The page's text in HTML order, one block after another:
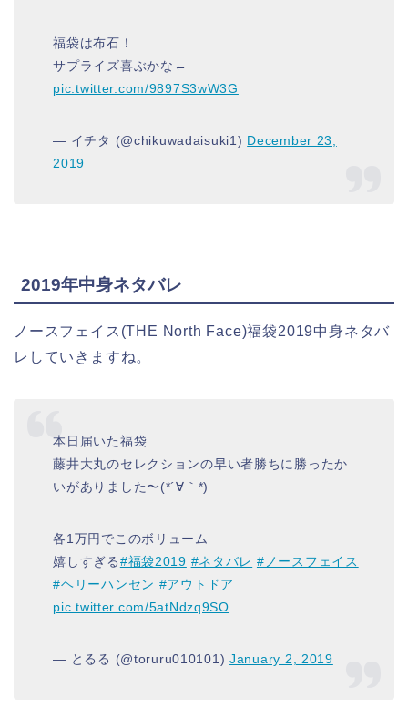
福袋は布石！
サプライズ喜ぶかな←
pic.twitter.com/9897S3wW3G
— イチタ (@chikuwadaisuki1) December 23,
2019
2019年中身ネタバレ
ノースフェイス(THE North Face)福袋2019中身ネタバ
レしていきますね。
本日届いた福袋
藤井大丸のセレクションの早い者勝ちに勝ったか
いがありました〜(*´∀｀*)
各1万円でこのボリューム
嬉しすぎる#福袋2019 #ネタバレ #ノースフェイス
#ヘリーハンセン #アウトドア
pic.twitter.com/5atNdzq9SO
— とるる (@toruru010101)January 2, 2019